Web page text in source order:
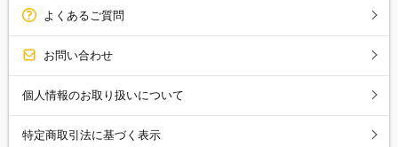
よくあるご質問
お問い合わせ
個人情報のお取り扱いについて
特定商取引法に基づく表示